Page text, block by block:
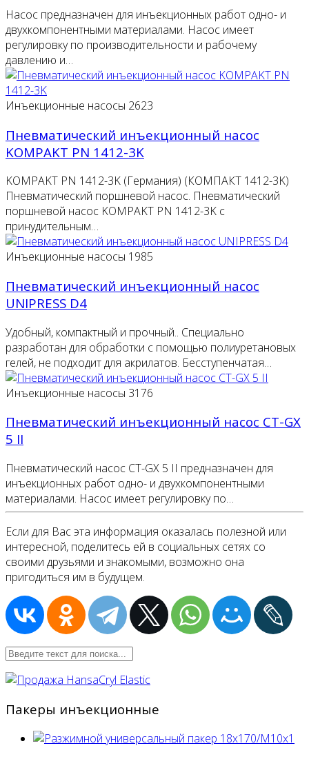
Насос предназначен для инъекционных работ одно- и
двухкомпонентными материалами. Насос имеет
регулировку по производительности и рабочему
давлению и…
Инъекционные насосы 2623
Пневматический инъекционный насос
KOMPAKT PN 1412-3K
KOMPAKT PN 1412-3K (Германия) (КОМПАКТ 1412-3K)
Пневматический поршневой насос. Пневматический
поршневой насос KOMPAKT PN 1412-3K с
принудительным…
Инъекционные насосы 1985
Пневматический инъекционный насос
UNIPRESS D4
Удобный, компактный и прочный.. Специально
разработан для обработки с помощью полиуретановых
гелей, не подходит для акрилатов. Бесступенчатая…
Инъекционные насосы 3176
Пневматический инъекционный насос CT-GX
5 II
Пневматический насос CT-GX 5 II предназначен для
инъекционных работ одно- и двухкомпонентными
материалами. Насос имеет регулировку по…
Если для Вас эта информация оказалась полезной или
интересной, поделитесь ей в социальных сетях со
своими друзьями и знакомыми, возможно она
пригодиться им в будущем.
Пакеры инъекционные